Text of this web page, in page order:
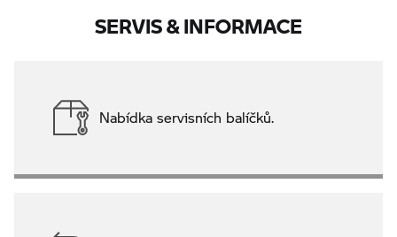
SERVIS & INFORMACE
Nabídka servisních balíčků.